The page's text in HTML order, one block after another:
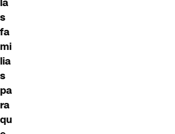
s
fa
mi
lia
s
pa
ra
qu